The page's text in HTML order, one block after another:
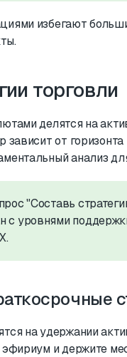
избегают
торговли
делятся на
от
анализ
"Составь
с уровнями
на удержании
и держите